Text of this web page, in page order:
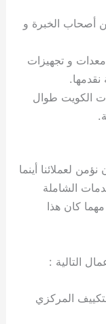
أصحاب الخبرة و
و تجهيزات
الكويت طوال
لعملائنا أينما
الشاملة
كان هذا
التالية :
المركزي